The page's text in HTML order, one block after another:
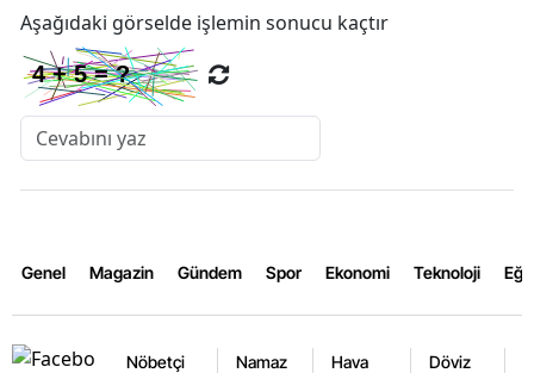
Aşağıdaki görselde işlemin sonucu kaçtır
Genel Magazin Gündem Spor Ekonomi Teknoloji
Nöbetçi
Namaz
Hava
Döviz